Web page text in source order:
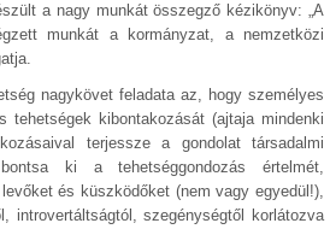
a nagy munkát összegző kézikönyv: „A
munkát a kormányzat, a nemzetközi
nagykövet feladata az, hogy személyes
tehetségek kibontakozását (ajtaja mindenki
terjessze a gondolat társadalmi
ki a tehetséggondozás értelmét,
és küszködőket (nem vagy egyedül!),
introvertáltságtól, szegénységtől korlátozva